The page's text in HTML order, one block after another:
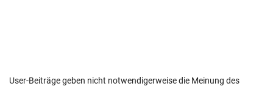
User-Beiträge geben nicht notwendigerweise die Meinung des